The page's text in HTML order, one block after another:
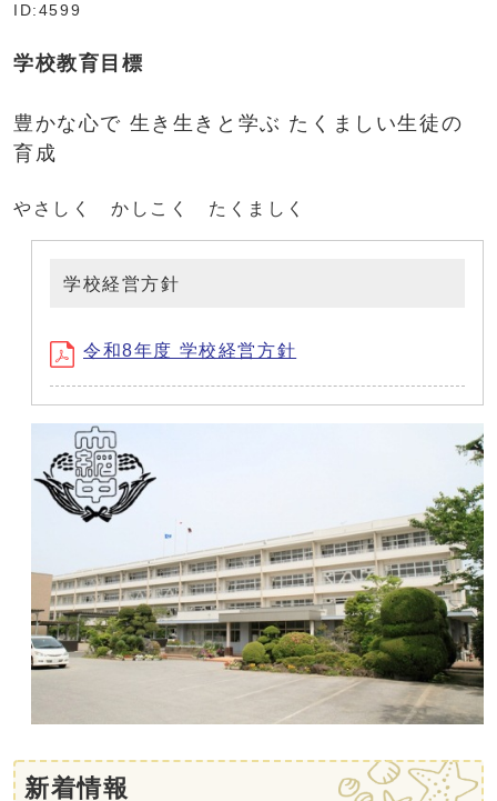
ID:4599
学校教育目標
豊かな心で 生き生きと学ぶ たくましい生徒の
育成
やさしく かしこく たくましく
学校経営方針
令和8年度 学校経営方針
新着情報